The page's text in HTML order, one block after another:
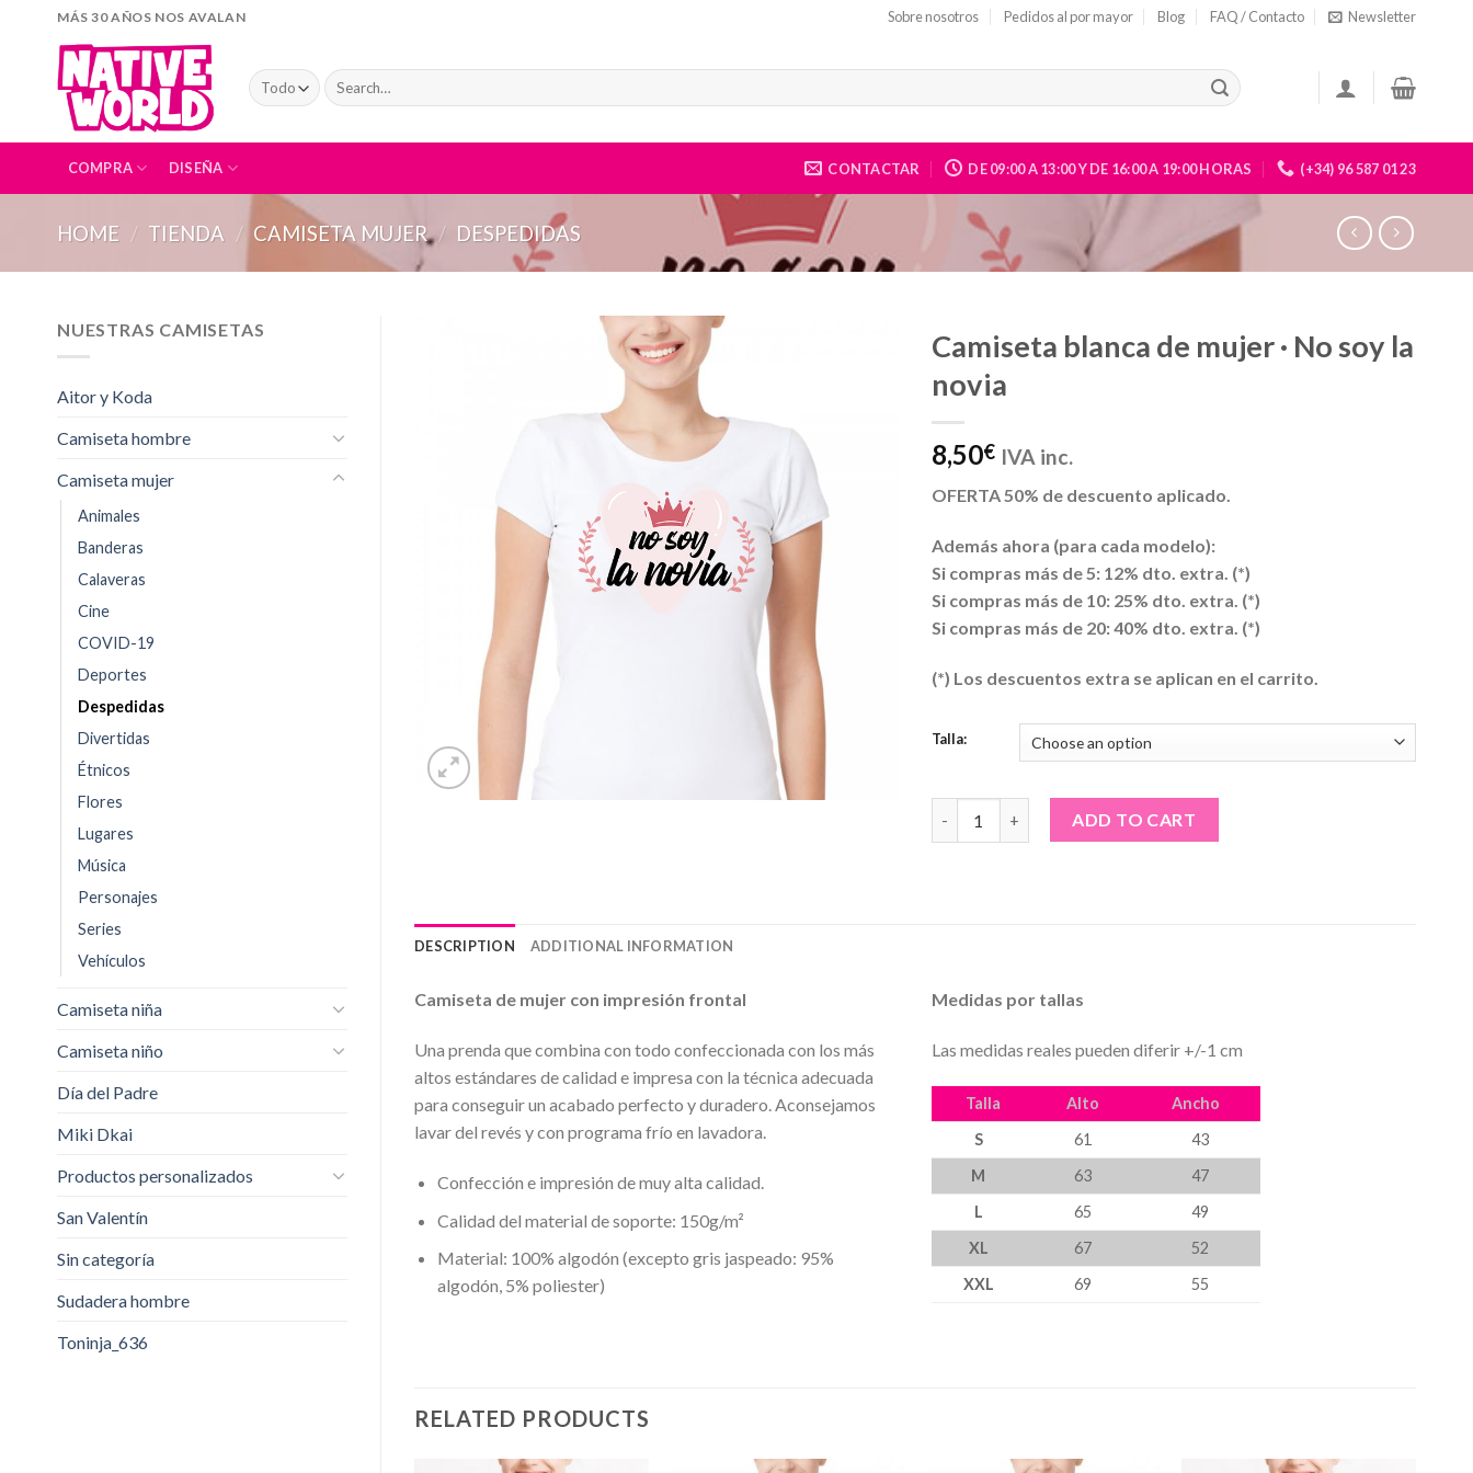
MÁS 30 AÑOS NOS AVALAN Sobre nosotros Pedidos al por mayor Blog FAQ / Contacto Newsletter
Search
for:
COMPRA DISEÑA CONTACTAR DE 09:00 A 13:00 Y DE 16:00 A 19:00 HORAS (+34) 96 587 01 23
HOME / TIENDA / CAMISETA MUJER / DESPEDIDAS
NUESTRAS CAMISETAS
Aitor y Koda
Camiseta hombre
Camiseta mujer
Animales
Banderas
Calaveras
Cine
COVID-19
Deportes
Despedidas
Divertidas
Étnicos
Flores
Lugares
Música
Personajes
Series
Vehículos
Camiseta niña
Camiseta niño
Día del Padre
Miki Dkai
Productos personalizados
San Valentín
Sin categoría
Sudadera hombre
Toninja_636
Camiseta blanca de mujer · No soy la
novia
8,50€ IVA inc.
OFERTA 50% de descuento aplicado.
Además ahora (para cada modelo):
Si compras más de 5: 12% dto. extra. (*)
Si compras más de 10: 25% dto. extra. (*)
Si compras más de 20: 40% dto. extra. (*)
(*) Los descuentos extra se aplican en el carrito.
Talla:
Camiseta blanca de mujer · No soy la novia quantity
ADD TO CART
DESCRIPTION ADDITIONAL INFORMATION
Camiseta de mujer con impresión frontal
Una prenda que combina con todo confeccionada con los más
altos estándares de calidad e impresa con la técnica adecuada
para conseguir un acabado perfecto y duradero. Aconsejamos
lavar del revés y con programa frío en lavadora.
Confección e impresión de muy alta calidad.
Calidad del material de soporte: 150g/m²
Material: 100% algodón (excepto gris jaspeado: 95%
algodón, 5% poliester)
Medidas por tallas
Las medidas reales pueden diferir +/-1 cm
Talla Alto
Ancho
S
61
43
M
63
47
L
65
49
XL
67
52
XXL
69 55
RELATED PRODUCTS